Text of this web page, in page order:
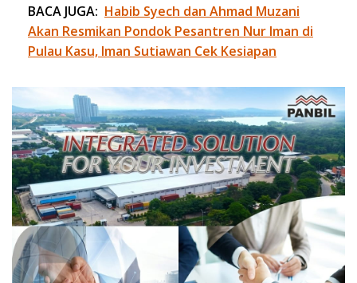
BACA JUGA: Habib Syech dan Ahmad Muzani
Akan Resmikan Pondok Pesantren Nur Iman di
Pulau Kasu, Iman Sutiawan Cek Kesiapan